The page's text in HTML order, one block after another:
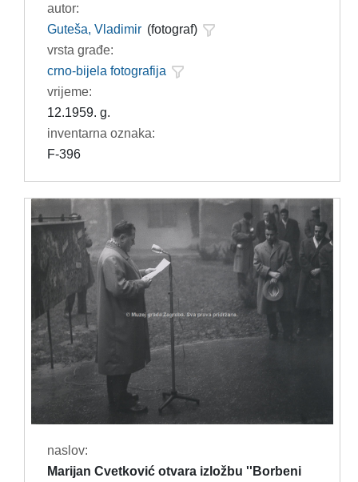
autor:
Guteša, Vladimir (fotograf)
vrsta građe:
crno-bijela fotografija
vrijeme:
12.1959. g.
inventarna oznaka:
F-396
naslov:
Marijan Cvetković otvara izložbu ''Borbeni